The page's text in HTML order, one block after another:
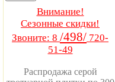
Внимание!
Сезонные скидки!
Звоните: 8 /498/ 720-
51-49
Распродажа серой